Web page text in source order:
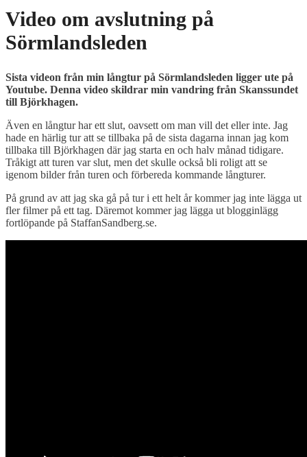
Video om avslutning på
Sörmlandsleden
Sista videon från min långtur på Sörmlandsleden ligger ute på
Youtube. Denna video skildrar min vandring från Skanssundet
till Björkhagen.
Även en långtur har ett slut, oavsett om man vill det eller inte. Jag
hade en härlig tur att se tillbaka på de sista dagarna innan jag kom
tillbaka till Björkhagen där jag starta en och halv månad tidigare.
Tråkigt att turen var slut, men det skulle också bli roligt att se
igenom bilder från turen och förbereda kommande långturer.
På grund av att jag ska gå på tur i ett helt år kommer jag inte lägga ut
fler filmer på ett tag. Däremot kommer jag lägga ut blogginlägg
fortlöpande på StaffanSandberg.se.